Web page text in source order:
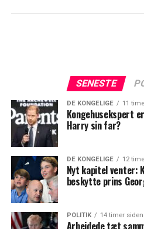
SENESTE
DE KONGELIGE 11
Kongehusekspert
Harry sin far?
DE KONGELIGE 12
Nyt kapitel venter:
beskytte prins
POLITIK 14 timer siden